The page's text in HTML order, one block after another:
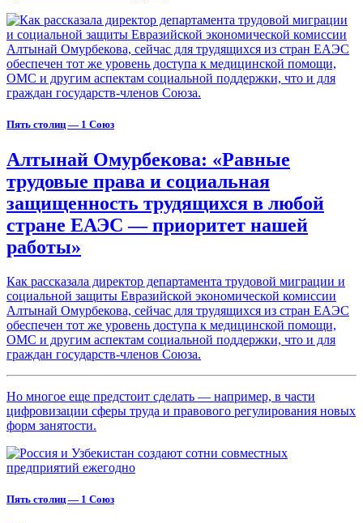
Пять столиц — 1 Союз
Алтынай Омурбекова: «Равные
трудовые права и социальная
защищенность трудящихся в любой
стране ЕАЭС — приоритет нашей
работы»
Как рассказала директор департамента трудовой миграции и
социальной защиты Евразийской экономической комиссии
Алтынай Омурбекова, сейчас для трудящихся из стран ЕАЭС
обеспечен тот же уровень доступа к медицинской помощи,
ОМС и другим аспектам социальной поддержки, что и для
граждан государств-членов Союза.
Но многое еще предстоит сделать — например, в части
цифровизации сферы труда и правового регулирования новых
форм занятости.
Пять столиц — 1 Союз